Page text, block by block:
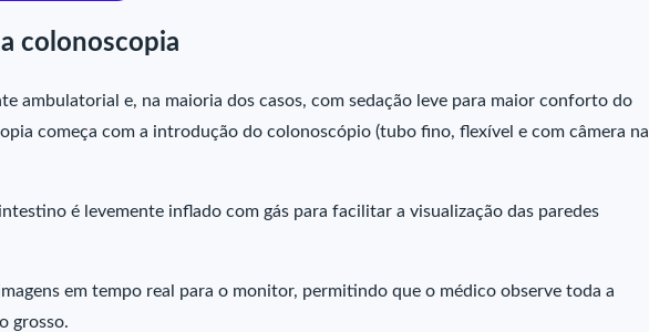
colonoscopia
ambulatorial e, na maioria dos casos, com sedação leve para maior conforto do
começa com a introdução do colonoscópio (tubo fino, flexível e com câmera na
é levemente inflado com gás para facilitar a visualização das paredes
em tempo real para o monitor, permitindo que o médico observe toda a
grosso.